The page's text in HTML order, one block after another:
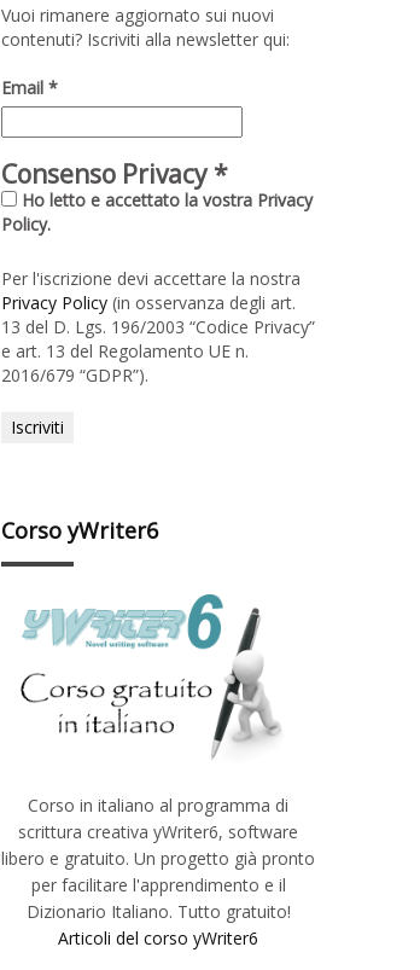
Vuoi rimanere aggiornato sui nuovi
contenuti? Iscriviti alla newsletter qui:
Email *
Consenso Privacy*
Ho letto e accettato la vostra Privacy
Policy.
Per l'iscrizione devi accettare la nostra
Privacy Policy (in osservanza degli art.
13 del D. Lgs. 196/2003 “Codice Privacy”
e art. 13 del Regolamento UE n.
2016/679 “GDPR”).
Corso yWriter6
Corso in italiano al programma di
scrittura creativa yWriter6, software
libero e gratuito. Un progetto già pronto
per facilitare l'apprendimento e il
Dizionario Italiano. Tutto gratuito!
Articoli del corso yWriter6